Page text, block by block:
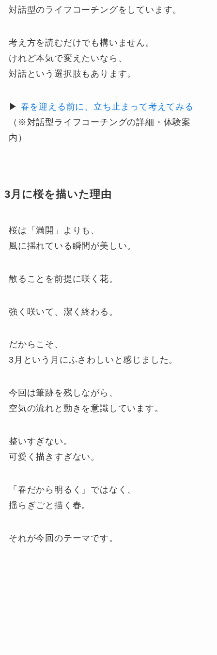
対話型のライフコーチングをしています。
考え方を読むだけでも構いません。
けれど本気で変えたいなら、
対話という選択肢もあります。
▶︎ 春を迎える前に、立ち止まって考えてみる
（※対話型ライフコーチングの詳細・体験案
内）
3月に桜を描いた理由
桜は「満開」よりも、
風に揺れている瞬間が美しい。
散ることを前提に咲く花。
強く咲いて、潔く終わる。
だからこそ、
3月という月にふさわしいと感じました。
今回は筆跡を残しながら、
空気の流れと動きを意識しています。
整いすぎない。
可愛く描きすぎない。
「春だから明るく」ではなく、
揺らぎごと描く春。
それが今回のテーマです。